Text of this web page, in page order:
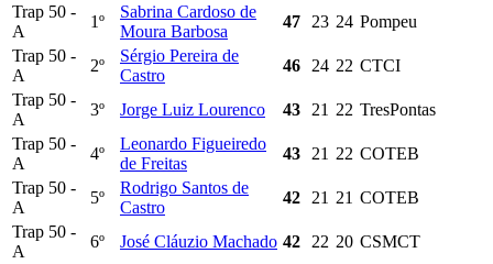
Trap 50 -
A
1º
Sabrina Cardoso de
Moura Barbosa
47 23 24 Pompeu
Trap 50 -
A
2º
Sérgio Pereira de
Castro
46 24 22 CTCI
Trap 50 -
A
3º Jorge Luiz Lourenco 43 21 22 TresPontas
Trap 50 -
A
4º
Leonardo Figueiredo
de Freitas
43 21 22 COTEB
Trap 50 -
A
5º
Rodrigo Santos de
Castro
42 21 21 COTEB
Trap 50 -
A
6º José Cláuzio Machado 42 22 20 CSMCT